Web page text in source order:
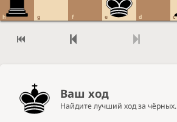
c
d
e
f
g
h
Ваш ход
Найдите лучший ход за чёрных.